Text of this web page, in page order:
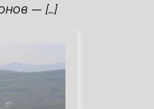
— […]